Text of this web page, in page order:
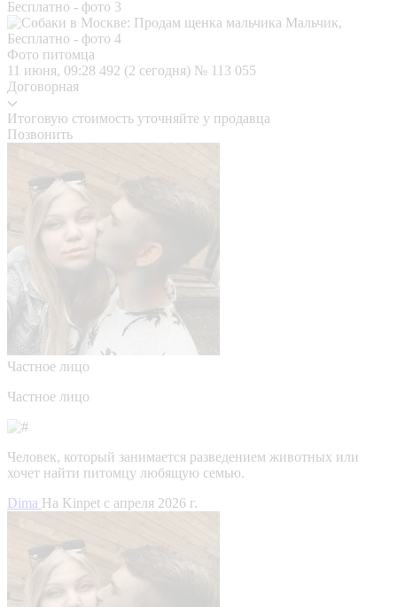
Фото питомца
11 июня, 09:28 492 (2 сегодня) № 113 055
Договорная
Итоговую стоимость уточняйте у продавца
Позвонить
Частное лицо
Частное лицо
Человек, который занимается разведением животных или
хочет найти питомцу любящую семью.
Dima На Kinpet c апреля 2026 г.